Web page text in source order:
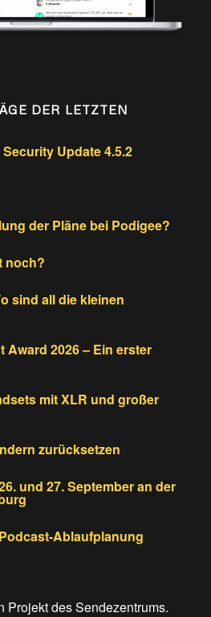
DER LETZTEN
Update 4.5.2
der Pläne bei Podigee?
noch?
sind all die kleinen
Award 2026 – Ein erster
mit XLR und großer
zurücksetzen
und 27. September an der
Ablaufplanung
Projekt des Sendezentrums.